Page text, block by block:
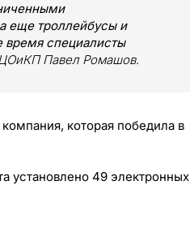
еще троллейбусы и
время специалисты
Павел Ромашов.
которая победила в
установлено 49 электронных